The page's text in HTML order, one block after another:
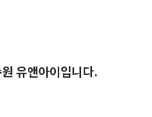
유앤아이입니다.